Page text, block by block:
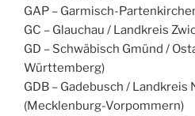
GAP – Garmisch-
GC – Glauchau / Landkreis
GD – Schwäbisch Gmünd /
Württemberg)
GDB – Gadebusch /
(Mecklenburg-Vorpommern)